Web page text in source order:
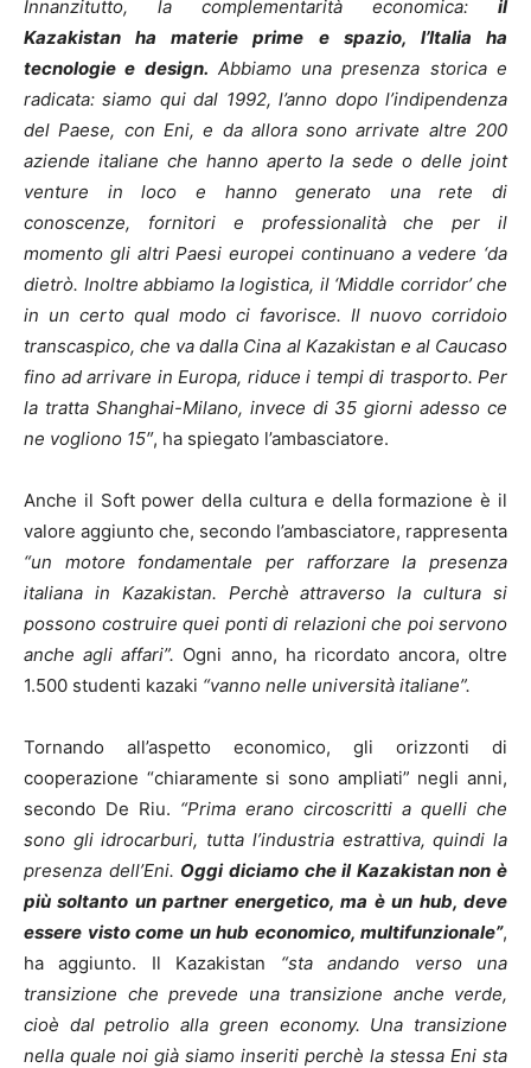
Innanzitutto, la complementarità economica: il
Kazakistan ha materie prime e spazio, l’Italia ha
tecnologie e design. Abbiamo una presenza storica e
radicata: siamo qui dal 1992, l’anno dopo l’indipendenza
del Paese, con Eni, e da allora sono arrivate altre 200
aziende italiane che hanno aperto la sede o delle joint
venture in loco e hanno generato una rete di
conoscenze, fornitori e professionalità che per il
momento gli altri Paesi europei continuano a vedere ‘da
dietrò. Inoltre abbiamo la logistica, il ‘Middle corridor’ che
in un certo qual modo ci favorisce. Il nuovo corridoio
transcaspico, che va dalla Cina al Kazakistan e al Caucaso
fino ad arrivare in Europa, riduce i tempi di trasporto. Per
la tratta Shanghai-Milano, invece di 35 giorni adesso ce
ne vogliono 15″, ha spiegato l’ambasciatore.
Anche il Soft power della cultura e della formazione è il
valore aggiunto che, secondo l’ambasciatore, rappresenta
“un motore fondamentale per rafforzare la presenza
italiana in Kazakistan. Perchè attraverso la cultura si
possono costruire quei ponti di relazioni che poi servono
anche agli affari”. Ogni anno, ha ricordato ancora, oltre
1.500 studenti kazaki “vanno nelle università italiane”.
Tornando all’aspetto economico, gli orizzonti di
cooperazione “chiaramente si sono ampliati” negli anni,
secondo De Riu. “Prima erano circoscritti a quelli che
sono gli idrocarburi, tutta l’industria estrattiva, quindi la
presenza dell’Eni. Oggi diciamo che il Kazakistan non è
più soltanto un partner energetico, ma è un hub, deve
essere visto come un hub economico, multifunzionale”,
ha aggiunto. Il Kazakistan “sta andando verso una
transizione che prevede una transizione anche verde,
cioè dal petrolio alla green economy. Una transizione
nella quale noi già siamo inseriti perchè la stessa Eni sta